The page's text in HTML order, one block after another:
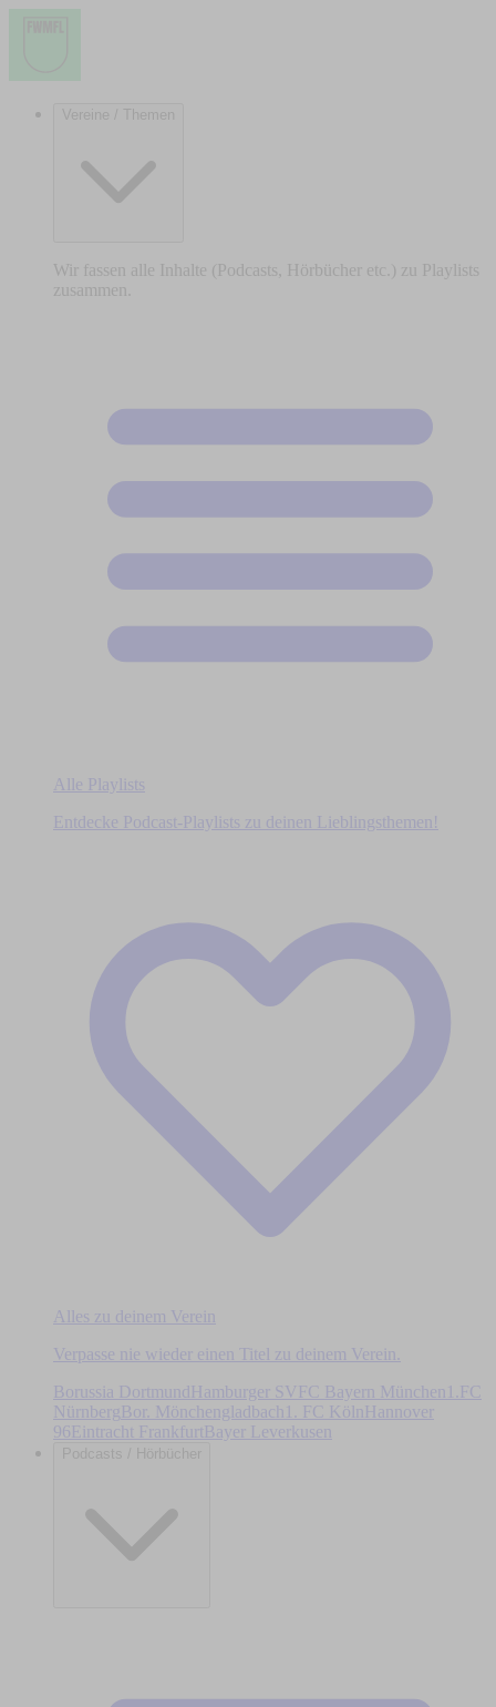
Vereine / Themen
Wir fassen alle Inhalte (Podcasts, Hörbücher etc.) zu Playlists
zusammen.
Alle Playlists
Entdecke Podcast-Playlists zu deinen Lieblingsthemen!
Alles zu deinem Verein
Verpasse nie wieder einen Titel zu deinem Verein.
Borussia DortmundHamburger SV FC Bayern München
1.FC
Nürnberg Bor. Mönchengladbach 1. FC Köln
Hannover
96Eintracht Frankfurt Bayer Leverkusen
Podcasts / Hörbücher